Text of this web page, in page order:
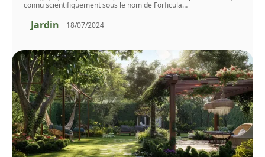
connu scientifiquement sous le nom de Forficula…
Jardin 18/07/2024